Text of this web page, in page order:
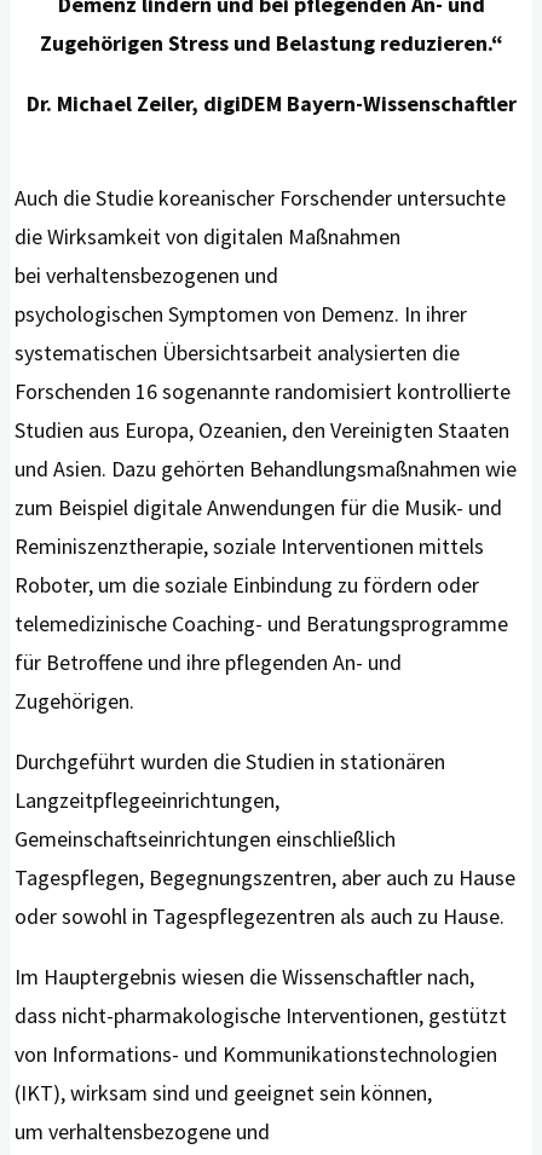
Zugehörigen Stress und Belastung reduzieren.“
Dr. Michael Zeiler, digiDEM Bayern-Wissenschaftler
Auch die Studie koreanischer Forschender untersuchte
die Wirksamkeit von digitalen Maßnahmen
bei verhaltensbezogenen und
psychologischen Symptomen von Demenz. In ihrer
systematischen Übersichtsarbeit analysierten die
Forschenden 16 sogenannte randomisiert kontrollierte
Studien aus Europa, Ozeanien, den Vereinigten Staaten
und Asien. Dazu gehörten Behandlungsmaßnahmen wie
zum Beispiel digitale Anwendungen für die Musik- und
Reminiszenztherapie, soziale Interventionen mittels
Roboter, um die soziale Einbindung zu fördern oder
telemedizinische Coaching- und Beratungsprogramme
für Betroffene und ihre pflegenden An- und
Zugehörigen.
Durchgeführt wurden die Studien in stationären
Langzeitpflegeeinrichtungen,
Gemeinschaftseinrichtungen einschließlich
Tagespflegen, Begegnungszentren, aber auch zu Hause
oder sowohl in Tagespflegezentren als auch zu Hause.
Im Hauptergebnis wiesen die Wissenschaftler nach,
dass nicht-pharmakologische Interventionen, gestützt
von Informations- und Kommunikationstechnologien
(IKT), wirksam sind und geeignet sein können,
um verhaltensbezogene und